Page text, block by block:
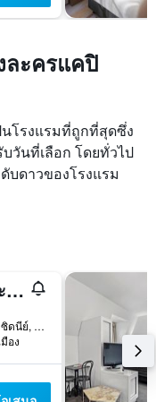
ละครแคปิ
โรงแรมที่ถูกที่สุดซึ่ง
วันที่เลือก โดยทั่วไป
บดาวของโรงแรม
โรงแรมเดอะแคปซูล - โฮสเทล
640 George Street, ซิดนีย์, NSW, ออสเตรเลีย
อง